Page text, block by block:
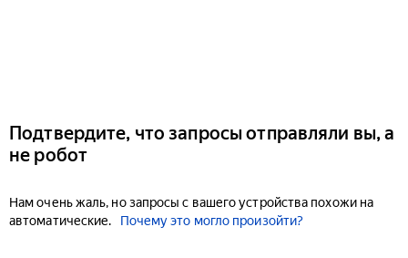
Подтвердите, что запросы отправляли вы, а
не робот
Нам очень жаль, но запросы с вашего устройства похожи на
автоматические.
Почему это могло произойти?